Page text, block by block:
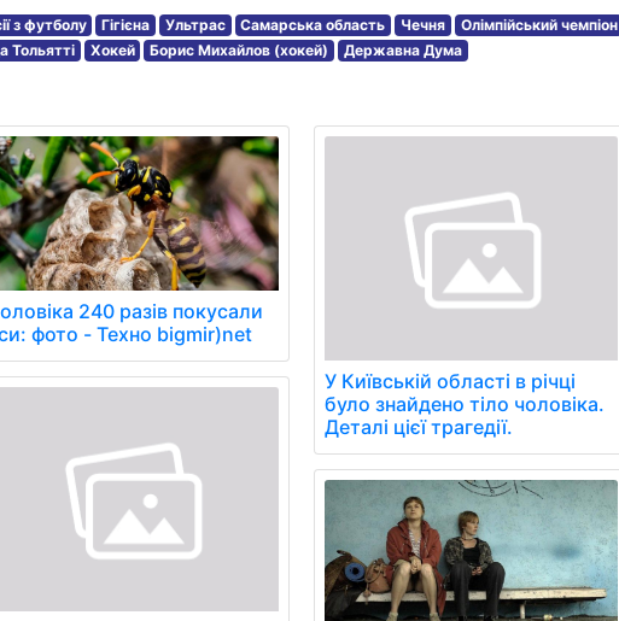
з футболу Гігієна Ультрас Самарська область Чечня
Олімпійський чемпіон
Тольятті Хокей Борис Михайлов (хокей) Державна Дума
240 разів покусали
фото - Техно bigmir)net
У Київській області в річці
було знайдено тіло чоловіка.
Деталі цієї трагедії.